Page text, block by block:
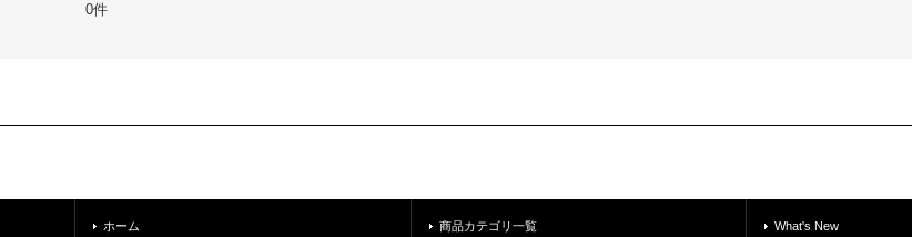
0件
ホーム 商品カテゴリ一覧 What's New